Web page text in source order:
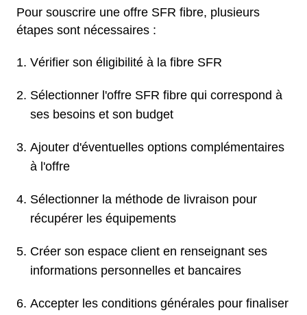
Pour souscrire une offre SFR fibre, plusieurs
étapes sont nécessaires :
Vérifier son éligibilité à la fibre SFR
Sélectionner l'offre SFR fibre qui correspond à
ses besoins et son budget
Ajouter d'éventuelles options complémentaires
à l'offre
Sélectionner la méthode de livraison pour
récupérer les équipements
Créer son espace client en renseignant ses
informations personnelles et bancaires
Accepter les conditions générales pour finaliser